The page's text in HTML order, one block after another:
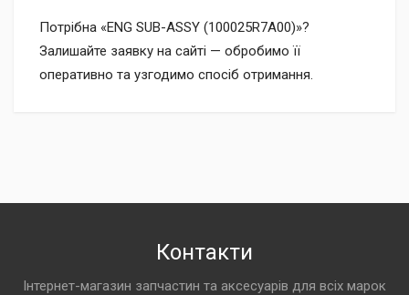
Потрібна «ENG SUB-ASSY (100025R7A00)»?
Залишайте заявку на сайті — обробимо її
оперативно та узгодимо спосіб отримання.
Контакти
Інтернет-магазин запчастин та аксесуарів для всіх марок